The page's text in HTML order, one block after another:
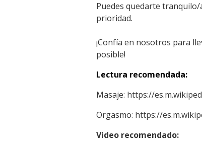
Puedes quedarte
prioridad.
¡Confía en nosotros para
posible!
Lectura recomendada:
Masaje: https://
Orgasmo: https://
Video recomendado: